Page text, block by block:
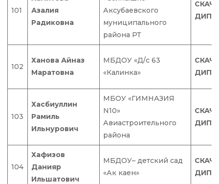
101
Азалия
Радиковна
Аксубаевского
муниципального
района РТ
102
Ханова Айназ
Маратовна
МБДОУ «Д/с 63
«Калинка»
103
Хасбиуллин
Рамиль
Ильнурович
МБОУ «ГИМНАЗИЯ
N10»
Авиастроительного
района
104
Хафизов
Данияр
Ильшатович
МБДОУ– детский сад
«Ак каен»